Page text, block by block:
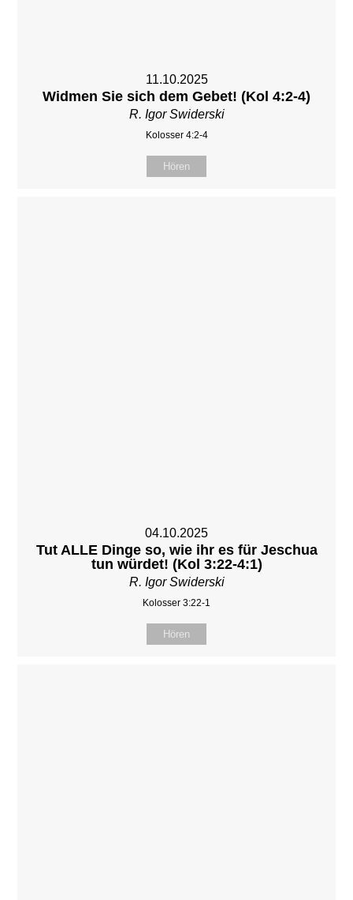
11.10.2025
Widmen Sie sich dem Gebet! (Kol 4:2-4)
R. Igor Swiderski
Kolosser 4:2-4
Hören
04.10.2025
Tut ALLE Dinge so, wie ihr es für Jeschua
tun würdet! (Kol 3:22-4:1)
R. Igor Swiderski
Kolosser 3:22-1
Hören